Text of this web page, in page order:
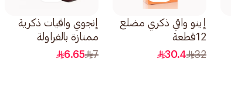
إينو واقي ذكري مضلع
12قطعة
32
30.4
إنجوي واقيات ذكرية
ممتازة بالفراولة
3قطعة
7
6.65